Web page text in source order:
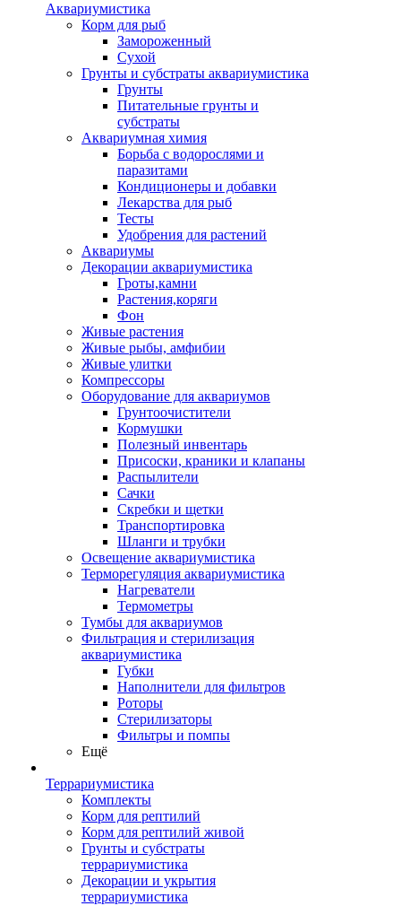
Аквариумистика
Корм для рыб
Замороженный
Сухой
Грунты и субстраты аквариумистика
Грунты
Питательные грунты и
субстраты
Аквариумная химия
Борьба с водорослями и
паразитами
Кондиционеры и добавки
Лекарства для рыб
Тесты
Удобрения для растений
Аквариумы
Декорации аквариумистика
Гроты,камни
Растения,коряги
Фон
Живые растения
Живые рыбы, амфибии
Живые улитки
Компрессоры
Оборудование для аквариумов
Грунтоочистители
Кормушки
Полезный инвентарь
Присоски, краники и клапаны
Распылители
Сачки
Скребки и щетки
Транспортировка
Шланги и трубки
Освещение аквариумистика
Терморегуляция аквариумистика
Нагреватели
Термометры
Тумбы для аквариумов
Фильтрация и стерилизация
аквариумистика
Губки
Наполнители для фильтров
Роторы
Стерилизаторы
Фильтры и помпы
Ещё
Террариумистика
Комплекты
Корм для рептилий
Корм для рептилий живой
Грунты и субстраты
террариумистика
Декорации и укрытия
террариумистика